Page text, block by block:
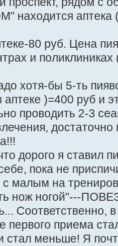
аптека (
80 руб. Цена
и
хотя-бы 5-ть
)=400 руб и
проводить 2-3
дорого я ставил
пока не
малым на
нож ногой"---
Соответственно,
первого приема
стал меньше! Я